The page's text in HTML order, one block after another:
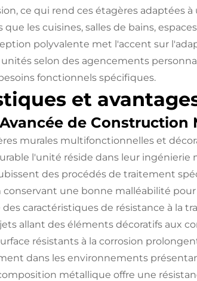
ce qui rend ces étagères adaptées
les cuisines, salles de bains,
polyvalente met l'accent sur
selon des agencements
fonctionnels spécifiques.
et
de Construction
murales multifonctionnelles et
l'unité réside dans leur ingénierie
des procédés de traitement
une bonne malléabilité
caractéristiques de résistance à la
allant des éléments décoratifs aux
résistants à la corrosion
dans les environnements
métallique offre une